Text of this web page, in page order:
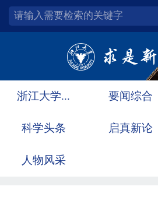
浙江大学... 要闻综合
科学头条 启真新论
人物风采